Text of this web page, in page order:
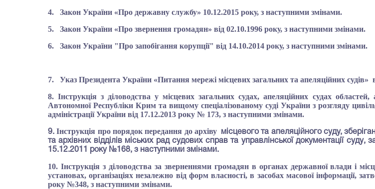
4. Закон України «Про державну службу» 10.12.2015 року, з наступними змінами.
5. Закон України «Про звернення громадян» від 02.10.1996 року, з наступними змінами.
6. Закон України "Про запобігання корупції" від 14.10.2014 року, з наступними змінами.
7. Указ Президента України «Питання мережі місцевих загальних та апеляційних судів»
8. Інструкціяз діловодства у місцевих загальних судах, апеляційних судах
Автономної Республіки Крим та вищому спеціалізованому суді України з розгляду
адміністрації України вiд 17.12.2013 року № 173, з наступними змінами.
9. Інструкція про порядок передання до архіву
місцевого та апеляційного суду,
та архівних відділів міських рад судових справ та управлінської документації суду,
15.12.2011 року №168, з наступними змінами.
10. Інструкція з діловодства за зверненнями громадян в органах державної влади і
установах, організаціях незалежно від форм власності, в засобах масової інформації,
року №348, з наступними змінами.